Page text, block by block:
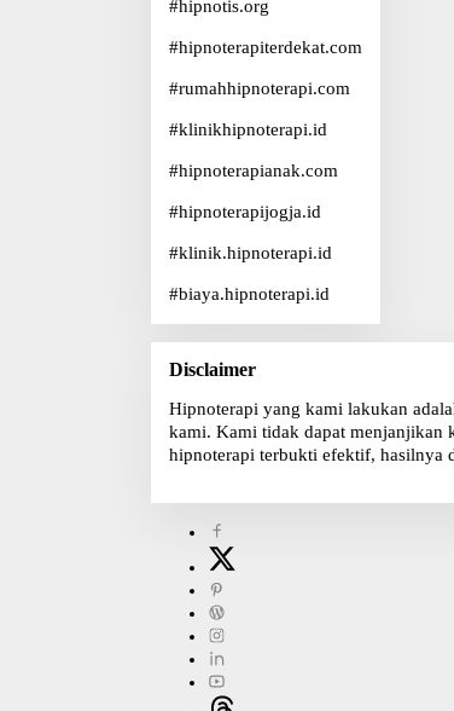
#hipnotis.org
#hipnoterapiterdekat.com
#rumahhipnoterapi.com
#klinikhipnoterapi.id
#hipnoterapianak.com
#hipnoterapijogja.id
#klinik.hipnoterapi.id
#biaya.hipnoterapi.id
Disclaimer
Hipnoterapi yang kami lakukan
kami. Kami tidak dapat menjanjikan
hipnoterapi terbukti efektif, hasilnya